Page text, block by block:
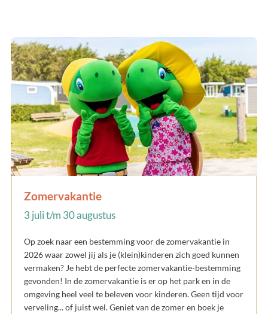
Zomervakantie
3 juli t/m 30 augustus
Op zoek naar een bestemming voor de zomervakantie in
2026 waar zowel jij als je (klein)kinderen zich goed kunnen
vermaken? Je hebt de perfecte zomervakantie-bestemming
gevonden! In de zomervakantie is er op het park en in de
omgeving heel veel te beleven voor kinderen. Geen tijd voor
verveling... of juist wel. Geniet van de zomer en boek je